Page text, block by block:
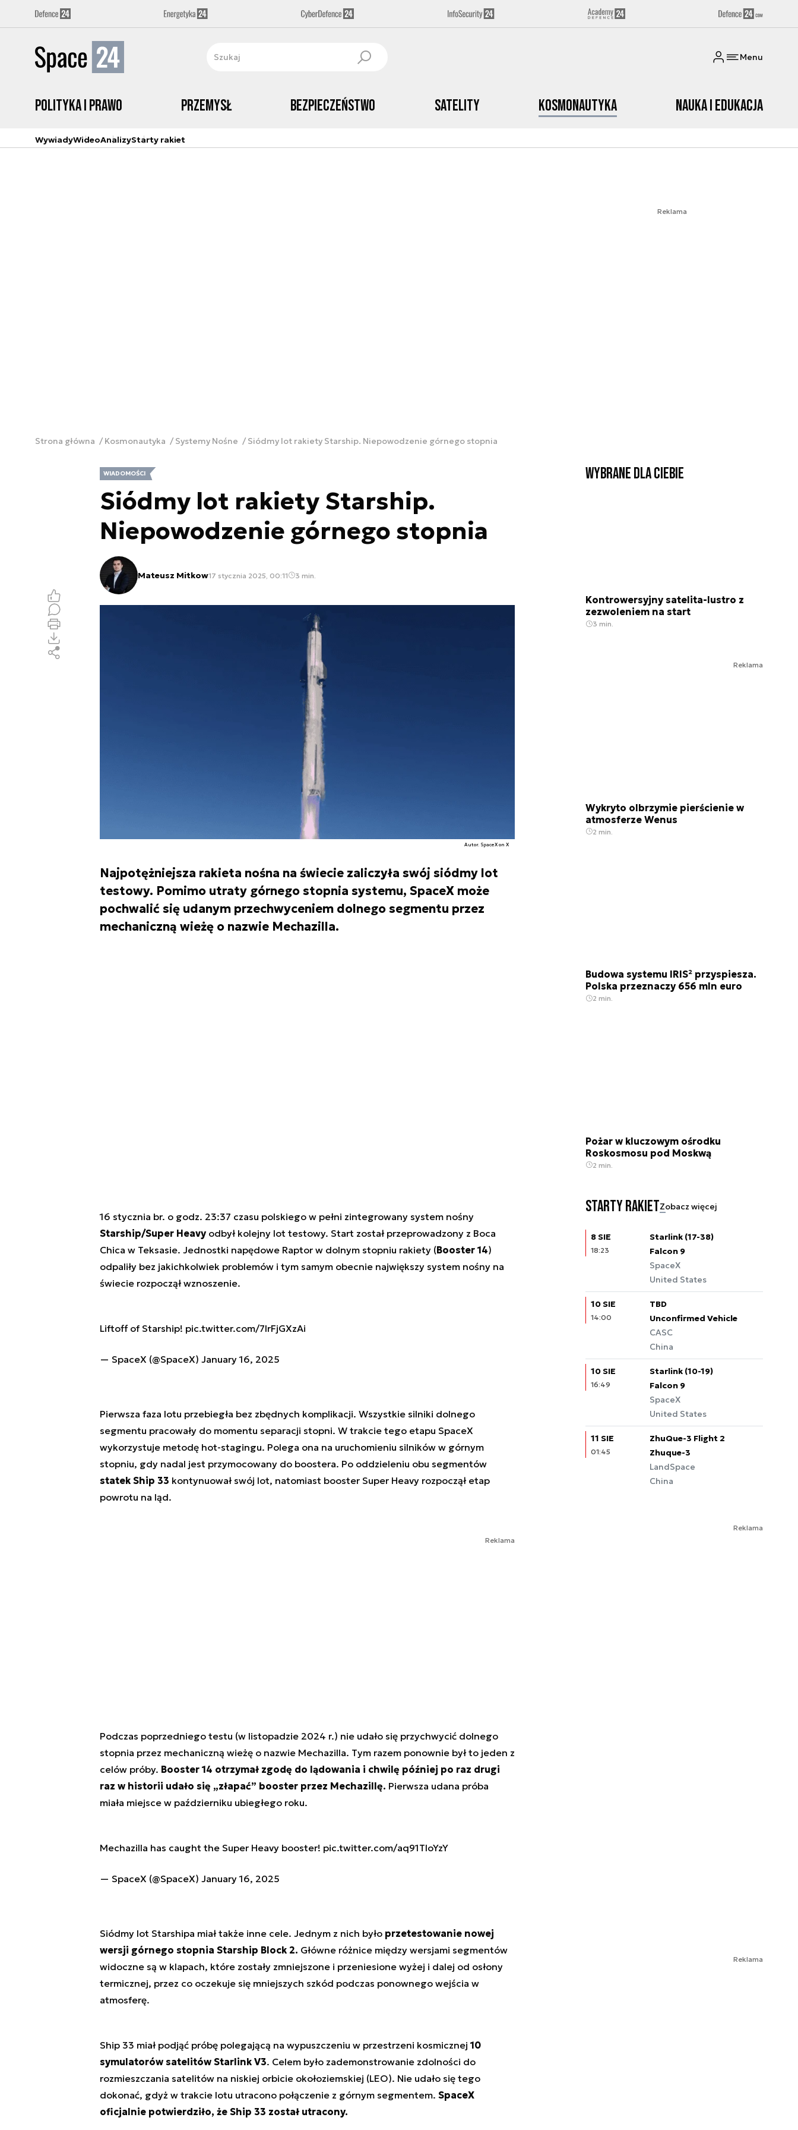
Menu
Polityka i prawo Przemysł Bezpieczeństwo Satelity Kosmonautyka Nauka i edukacja
WywiadyWideoAnalizyStarty rakiet
Reklama
Strona główna Kosmonautyka Systemy Nośne Siódmy lot rakiety Starship. Niepowodzenie górnego stopnia
WIADOMOŚCI
Siódmy lot rakiety Starship.
Niepowodzenie górnego stopnia
Mateusz Mitkow17 stycznia 2025, 00:11 3 min.
Autor. SpaceX on X
Najpotężniejsza rakieta nośna na świecie zaliczyła swój siódmy lot
testowy. Pomimo utraty górnego stopnia systemu, SpaceX może
pochwalić się udanym przechwyceniem dolnego segmentu przez
mechaniczną wieżę o nazwie Mechazilla.
16 stycznia br. o godz. 23:37 czasu polskiego w pełni zintegrowany system nośny
Starship/Super Heavyodbył kolejny lot testowy. Start został przeprowadzony z Boca
Chica w Teksasie. Jednostki napędowe Raptor w dolnym stopniu rakiety (Booster 14)
odpaliły bez jakichkolwiek problemów i tym samym obecnie największy system nośny na
świecie rozpoczął wznoszenie.
Liftoff of Starship! pic.twitter.com/7lrFjGXzAi
— SpaceX (@SpaceX) January 16, 2025
Pierwsza faza lotu przebiegła bez zbędnych komplikacji. Wszystkie silniki dolnego
segmentu pracowały do momentu separacji stopni. W trakcie tego etapu SpaceX
wykorzystuje metodę hot-stagingu. Polega ona na uruchomieniu silników w górnym
stopniu, gdy nadal jest przymocowany do boostera. Po oddzieleniu obu segmentów
statek Ship 33 kontynuował swój lot, natomiast booster Super Heavy rozpoczął etap
powrotu na ląd.
Reklama
Podczas poprzedniego testu (w listopadzie 2024 r.) nie udało się przychwycić dolnego
stopnia przez mechaniczną wieżę o nazwie Mechazilla. Tym razem ponownie był to jeden z
celów próby. Booster 14 otrzymał zgodę do lądowania i chwilę później po raz drugi
raz w historii udało się „złapać” booster przez Mechazillę. Pierwsza udana próba
miała miejsce w październiku ubiegłego roku.
Mechazilla has caught the Super Heavy booster! pic.twitter.com/aq91TloYzY
— SpaceX (@SpaceX) January 16, 2025
Siódmy lot Starshipa miał także inne cele. Jednym z nich było przetestowanie nowej
wersji górnego stopnia Starship Block 2. Główne różnice między wersjami segmentów
widoczne są w klapach, które zostały zmniejszone i przeniesione wyżej i dalej od osłony
termicznej, przez co oczekuje się mniejszych szkód podczas ponownego wejścia w
atmosferę.
Ship 33 miał podjąć próbę polegającą na wypuszczeniu w przestrzeni kosmicznej 10
symulatorów satelitów Starlink V3. Celem było zademonstrowanie zdolności do
rozmieszczania satelitów na niskiej orbicie okołoziemskiej (LEO). Nie udało się tego
dokonać, gdyż w trakcie lotu utracono połączenie z górnym segmentem. SpaceX
oficjalnie potwierdziło, że Ship 33 został utracony.
Wybrane dla Ciebie
Kontrowersyjny satelita-lustro z
zezwoleniem na start
3 min.
Reklama
Wykryto olbrzymie pierścienie w
atmosferze Wenus
2 min.
Budowa systemu IRIS² przyspiesza.
Polska przeznaczy 656 mln euro
2 min.
Pożar w kluczowym ośrodku
Roskosmosu pod Moskwą
2 min.
Starty rakietZobacz więcej
8 SIE
18:23
Starlink (17-38)
Falcon 9
SpaceX
United States
10 SIE
14:00
TBD
Unconfirmed Vehicle
CASC
China
10 SIE
16:49
Starlink (10-19)
Falcon 9
SpaceX
United States
11 SIE
01:45
ZhuQue-3 Flight 2
Zhuque-3
LandSpace
China
Reklama
Reklama